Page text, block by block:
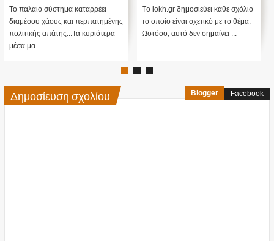
Το παλαιό σύστημα καταρρέει
διαμέσου χάους και περπατημένης
πολιτικής απάτης...Τα κυριότερα
μέσα μα...
(βίντεο)
Tο iokh.gr δημοσιεύει κάθε σχόλιο
το οποίο είναι σχετικό με το θέμα.
Ωστόσο, αυτό δεν σημαίνει ...
Δημοσίευση σχολίου Blogger Facebook